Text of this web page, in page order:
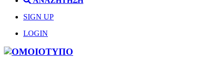
SIGN UP
LOGIN